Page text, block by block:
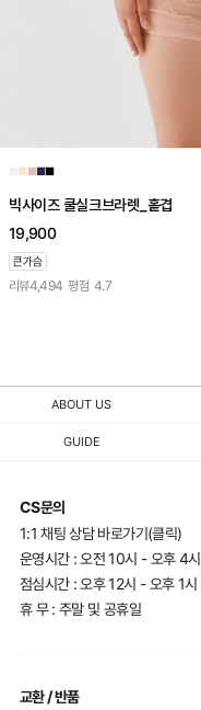
■■■■
빅사이즈 쿨실크브라렛_홑겹
19,900
리뷰4,494 평점 4.7
ABOUT US
GUIDE
CS문의
1:1 채팅 상담 바로가기(클릭)
운영시간 : 오전 10시 - 오후 4시
점심시간 : 오후 12시 - 오후 1시
휴 무 : 주말 및 공휴일
교환 / 반품